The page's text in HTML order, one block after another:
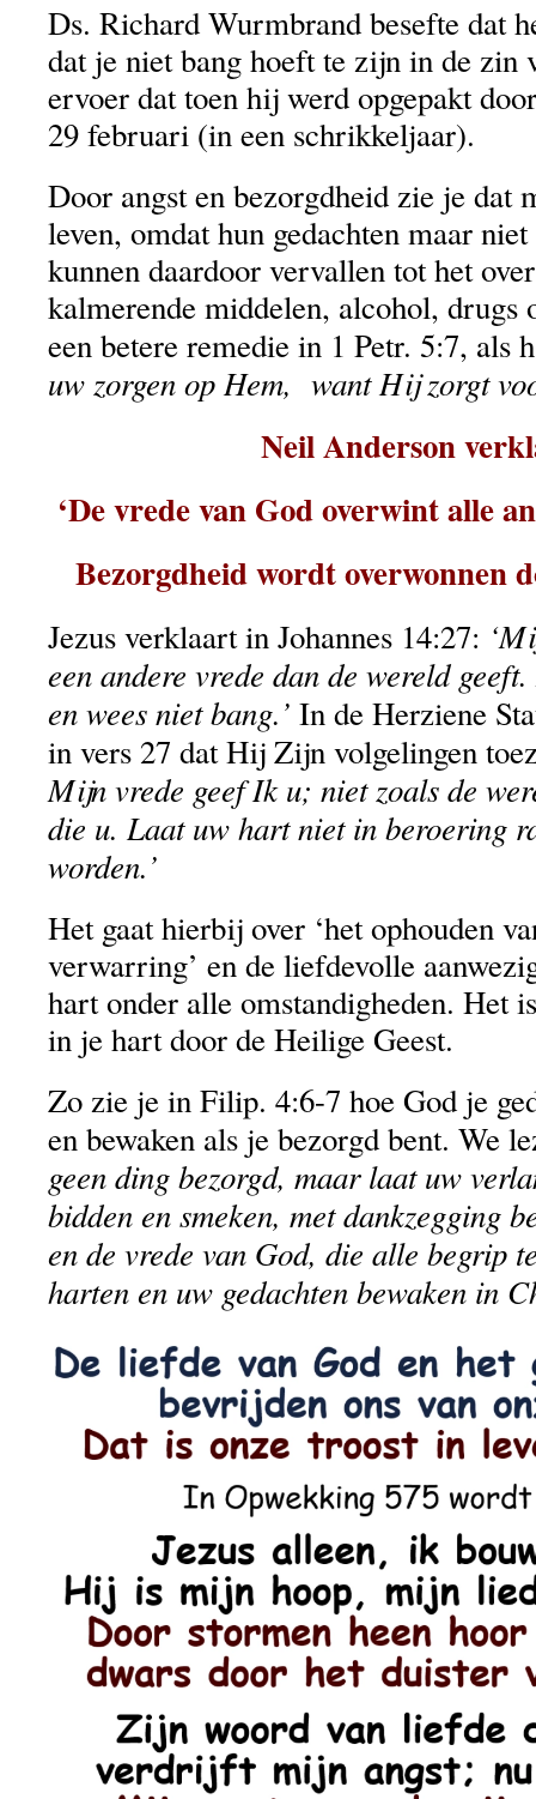
Ds. Richard Wurmbrand besefte dat
dat je niet bang hoeft te zijn in de zin
ervoer dat toen hij werd opgepakt
29 februari (in een schrikkeljaar).
Door angst en bezorgdheid zie je dat
leven, omdat hun gedachten maar
kunnen daardoor vervallen tot het
kalmerende middelen, alcohol, drugs
een betere remedie in 1 Petr. 5:7, als
uw zorgen op Hem, want Hij zorgt
Neil Anderson
‘De vrede van God overwint alle
Bezorgdheid wordt overwonnen
Jezus verklaart in Johannes 14:27:
een andere vrede dan de wereld
en wees niet bang.’ In de Herziene
in vers 27 dat Hij Zijn volgelingen
Mijn vrede geef Ik u; niet zoals de
die u. Laat uw hart niet in beroering
worden.’
Het gaat hierbij over ‘het ophouden
verwarring’ en de liefdevolle
hart onder alle omstandigheden. Het
in je hart door de Heilige Geest.
Zo zie je in Filip. 4:6-7 hoe God je
en bewaken als je bezorgd bent. We
geen ding bezorgd, maar laat uw
bidden en smeken, met dankzegging
en de vrede van God, die alle begrip
harten en uw gedachten bewaken in